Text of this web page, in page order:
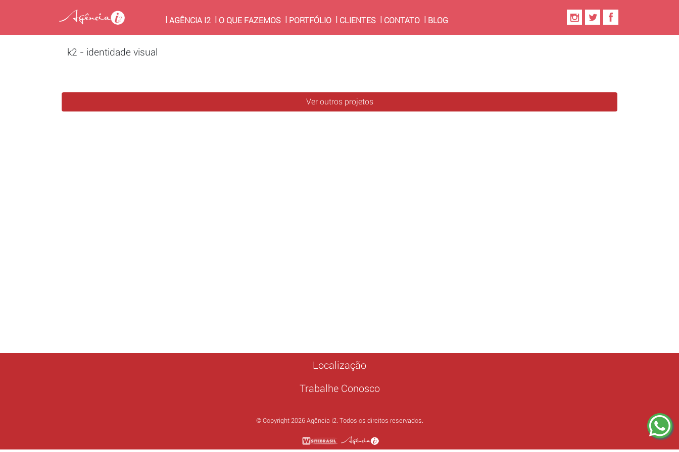
AGÊNCIA I2(CURRENT)
O QUE FAZEMOS PORTFÓLIO CLIENTES CONTATO BLOG
k2 - identidade visual
Ver outros projetos
Localização
Trabalhe Conosco
© Copyright 2026 Agência i2. Todos os direitos reservados.